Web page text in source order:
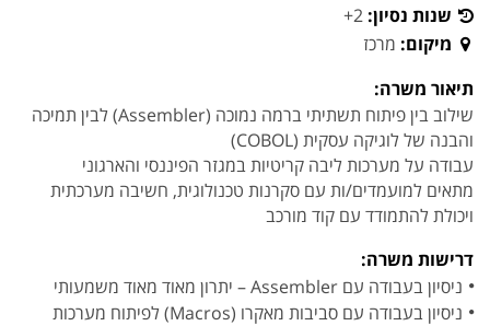
שנות נסיון: 2+
מיקום: מרכז
תיאור משרה:
שילוב בין פיתוח תשתיתי ברמה נמוכה (Assembler) לבין תמיכה
והבנה של לוגיקה עסקית (COBOL)
עבודה על מערכות ליבה קריטיות במגזר הפיננסי והארגוני
מתאים למועמדים/ות עם סקרנות טכנולוגית, חשיבה מערכתית
ויכולת להתמודד עם קוד מורכב
דרישות משרה:
ניסיון בעבודה עם Assembler – יתרון מאוד מאוד משמעותי
ניסיון בעבודה עם סביבות מאקרו (Macros) לפיתוח מערכות